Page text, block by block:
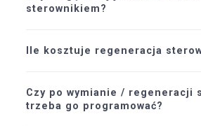
sterownikiem?
Ile kosztuje regeneracja
Czy po wymianie / regeneracji
trzeba go programować?